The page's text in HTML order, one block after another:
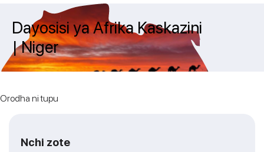
Dayosisi ya Afrika Kaskazini
| Niger
Orodha ni tupu
Nchi zote